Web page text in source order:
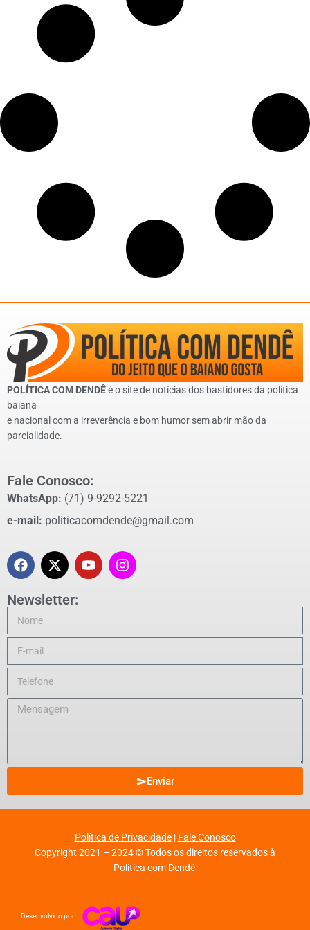
POLÍTICA COM DENDÊé o site de notícias dos bastidores da política
baiana
e nacional com a irreverência e bom humor sem abrir mão da
parcialidade.
Fale Conosco:
WhatsApp: (71) 9-9292-5221
e-mail: politicacomdende@gmail.com
Newsletter:
Enviar
Política de Privacidade| Fale Conosco
Copyright 2021 – 2024 © Todos os direitos reservados à
Política com Dendê
Desenvolvido por